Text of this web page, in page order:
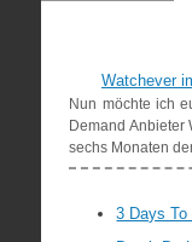
Watchever
Nun möchte ich
Demand Anbieter
sechs Monaten
3 Days To